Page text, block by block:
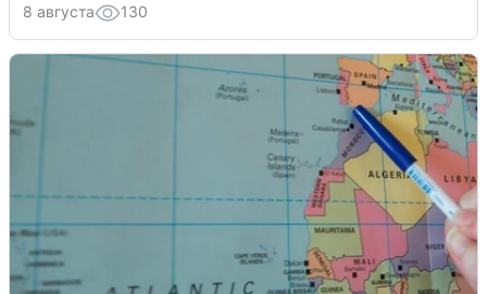
8 августа 130